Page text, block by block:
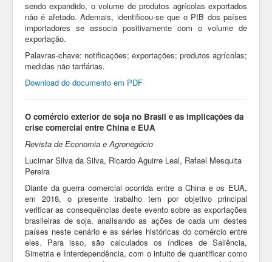
sendo expandido, o volume de produtos agrícolas exportados
não é afetado. Ademais, identificou-se que o PIB dos países
importadores se associa positivamente com o volume de
exportação.
Palavras-chave: notificações; exportações; produtos agrícolas;
medidas não tarifárias.
Download do documento em PDF
O comércio exterior de soja no Brasil e as implicações da
crise comercial entre China e EUA
Revista de Economia e Agronegócio
Lucimar Silva da Silva, Ricardo Aguirre Leal, Rafael Mesquita
Pereira
Diante da guerra comercial ocorrida entre a China e os EUA,
em 2018, o presente trabalho tem por objetivo principal
verificar as consequências deste evento sobre as exportações
brasileiras de soja, analisando as ações de cada um destes
países neste cenário e as séries históricas do comércio entre
eles. Para isso, são calculados os índices de Saliência,
Simetria e Interdependência, com o intuito de quantificar como